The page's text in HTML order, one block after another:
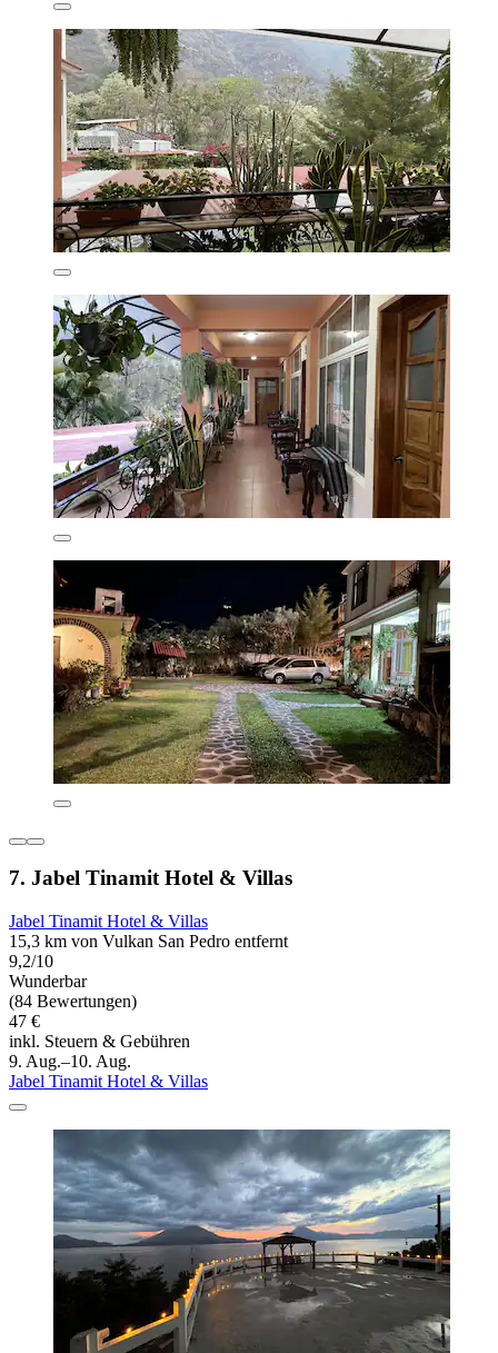
7. Jabel Tinamit Hotel & Villas
Jabel Tinamit Hotel & Villas
15,3 km von Vulkan San Pedro entfernt
9,2/10
Wunderbar
(84 Bewertungen)
47 €
inkl. Steuern & Gebühren
9. Aug.–10. Aug.
Jabel Tinamit Hotel & Villas